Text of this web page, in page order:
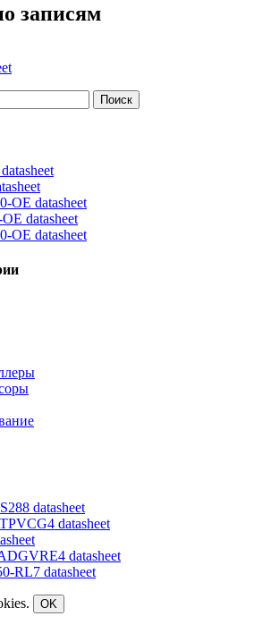
записям
OE datasheet
datasheet
OE datasheet
datasheet
datasheet
datasheet
RL7 datasheet
OK